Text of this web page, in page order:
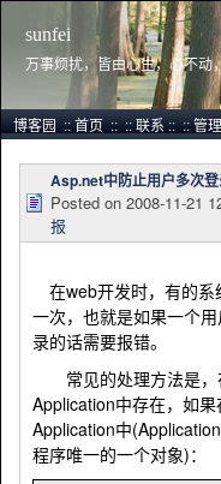
sunfei
万事烦扰，皆由心生，心不动
博客园::首页::::联系::::管理
Asp.net中防止用户多次
Posted on 2008-11-21
报
在web开发时，有的系
一次，也就是如果一个
录的话需要报错。
常见的处理方法是，
Application中存在，如
Application中
程序唯一的一个对象)：